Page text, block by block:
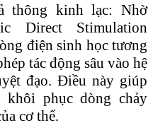
thông kinh lạc: Nhờ
Direct Stimulation
điện sinh học tương
tác động sâu vào hệ
đạo. Điều này giúp
khôi phục dòng chảy
cơ thể.